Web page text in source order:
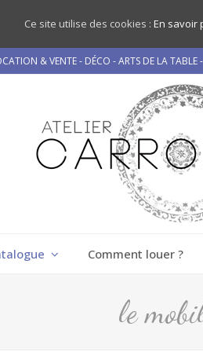
& VENTE - DÉCO - ARTS DE LA
Comment louer ?
le
Ce site utilise des cookies : En savoir